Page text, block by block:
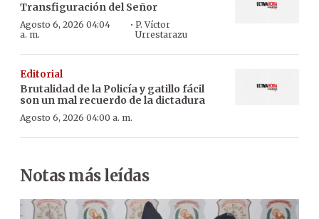
Transfiguración del Señor
Agosto 6, 2026 04:04
a. m.
· P. Víctor
Urrestarazu
Editorial
Brutalidad de la Policía y gatillo fácil
son un mal recuerdo de la dictadura
Agosto 6, 2026 04:00 a. m.
Notas más leídas